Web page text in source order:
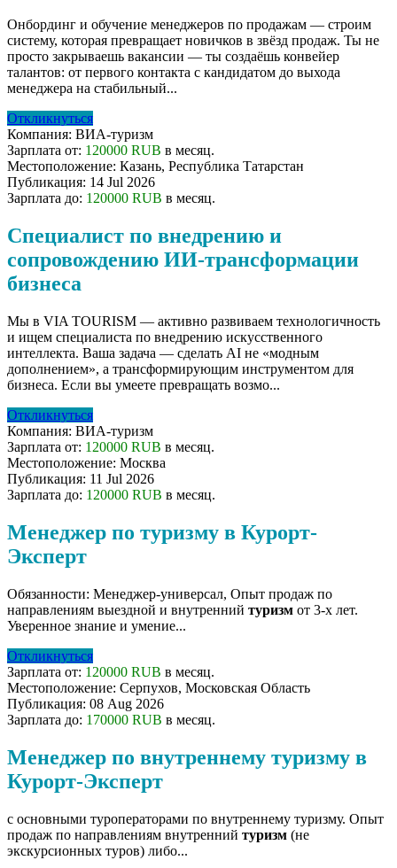
Онбординг и обучение менеджеров по продажам — строим
систему, которая превращает новичков в звёзд продаж. Ты не
просто закрываешь вакансии — ты создаёшь конвейер
талантов: от первого контакта с кандидатом до выхода
менеджера на стабильный...
Откликнуться
Компания: ВИА-туризм
Зарплата от: 120000 RUB в месяц.
Местоположение: Казань, Республика Татарстан
Публикация: 14 Jul 2026
Зарплата до: 120000 RUB в месяц.
Специалист по внедрению и
сопровождению ИИ-трансформации
бизнеса
Мы в VIA TOURISM — активно развиваем технологичность
и ищем специалиста по внедрению искусственного
интеллекта. Ваша задача — сделать AI не «модным
дополнением», а трансформирующим инструментом для
бизнеса. Если вы умеете превращать возмо...
Откликнуться
Компания: ВИА-туризм
Зарплата от: 120000 RUB в месяц.
Местоположение: Москва
Публикация: 11 Jul 2026
Зарплата до: 120000 RUB в месяц.
Менеджер по туризму в Курорт-
Эксперт
Обязанности: Менеджер-универсал, Опыт продаж по
направлениям выездной и внутренний туризм от 3-х лет.
Уверенное знание и умение...
Откликнуться
Зарплата от: 120000 RUB в месяц.
Местоположение: Серпухов, Московская Область
Публикация: 08 Aug 2026
Зарплата до: 170000 RUB в месяц.
Менеджер по внутреннему туризму в
Курорт-Эксперт
с основными туроператорами по внутреннему туризму. Опыт
продаж по направлениям внутренний туризм (не
экскурсионных туров) либо...